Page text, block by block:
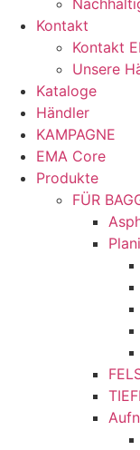
Kontakt
Kontakt
Unsere
Kataloge
Händler
KAMPAGNE
EMA Core
Produkte
FÜR